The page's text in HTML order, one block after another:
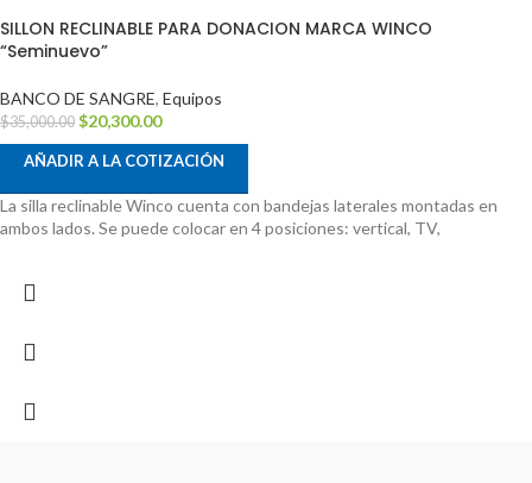
SILLON RECLINABLE PARA DONACION MARCA WINCO
“Seminuevo”
BANCO DE SANGRE, Equipos
$35,000.00 $20,300.00
AÑADIR A LA COTIZACIÓN
La silla reclinable Winco cuenta con bandejas laterales montadas en
ambos lados. Se puede colocar en 4 posiciones: vertical, TV,